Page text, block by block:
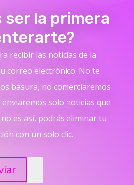
ser la primera
recibir las noticias de la
correo electrónico. No te
basura, no comerciaremos
solo noticias que
es así, podrás eliminar tu
con un solo clic.